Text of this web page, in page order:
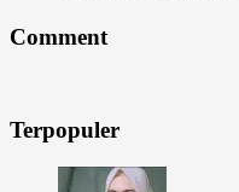
Comment
Terpopuler